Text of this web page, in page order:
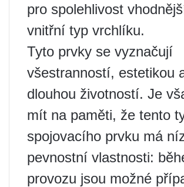
pro spolehlivost
vnitřní typ vrchlíku.
Tyto prvky se vyznačují
všestranností, estetikou
dlouhou životností. Je
mít na paměti, že tento
spojovacího prvku má
pevnostní vlastnosti:
provozu jsou možné